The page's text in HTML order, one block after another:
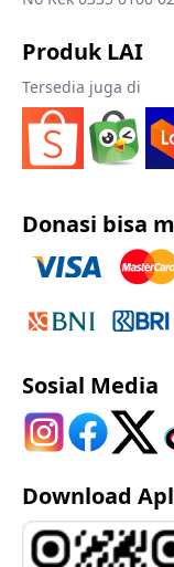
Produk LAI
Tersedia juga di
Donasi bisa
Sosial Media
Download